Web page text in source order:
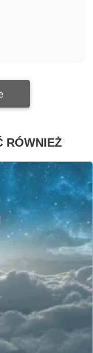
RÓWNIEŻ